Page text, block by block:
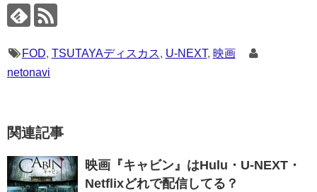
FOD, TSUTAYAディスカス, U-NEXT, 映画
netonavi
関連記事
映画『キャビン』はHulu・U-NEXT・
Netflixどれで配信してる？